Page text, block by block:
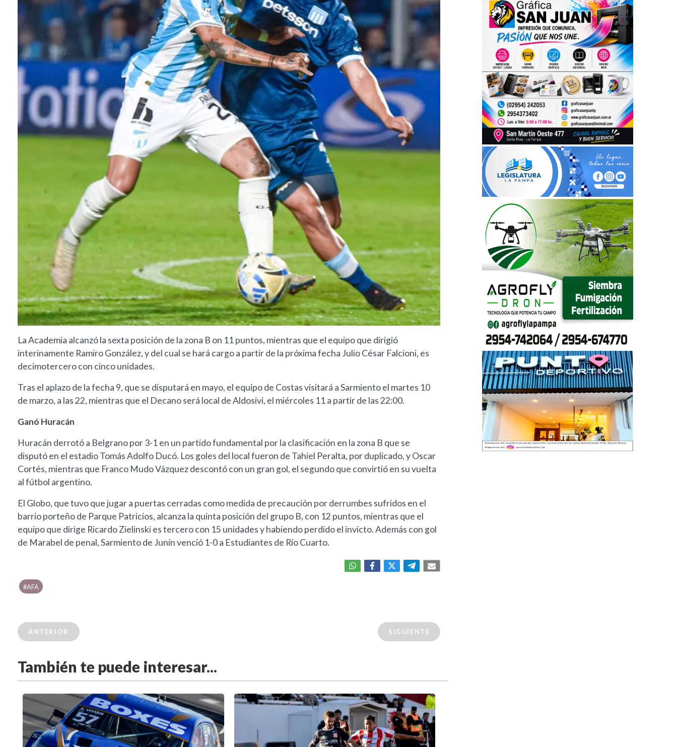
La Academia alcanzó la sexta posición de la zona B on 11 puntos, mientras que el equipo que dirigió
interinamente Ramiro González, y del cual se hará cargo a partir de la próxima fecha Julio César Falcioni, es
decimotercero con cinco unidades.
Tras el aplazo de la fecha 9, que se disputará en mayo, el equipo de Costas visitará a Sarmiento el martes 10
de marzo, a las 22, mientras que el Decano será local de Aldosivi, el miércoles 11 a partir de las 22:00.
Ganó Huracán
Huracán derrotó a Belgrano por 3-1 en un partido fundamental por la clasificación en la zona B que se
disputó en el estadio Tomás Adolfo Ducó. Los goles del local fueron de Tahiel Peralta, por duplicado, y Oscar
Cortés, mientras que Franco Mudo Vázquez descontó con un gran gol, el segundo que convirtió en su vuelta
al fútbol argentino.
El Globo, que tuvo que jugar a puertas cerradas como medida de precaución por derrumbes sufridos en el
barrio porteño de Parque Patricios, alcanza la quinta posición del grupo B, con 12 puntos, mientras que el
equipo que dirige Ricardo Zielinski es tercero con 15 unidades y habiendo perdido el invicto. Además con gol
de Marabel de penal, Sarmiento de Junín venció 1-0 a Estudiantes de Río Cuarto.
#AFA
ANTERIOR SIGUIENTE
También te puede interesar...